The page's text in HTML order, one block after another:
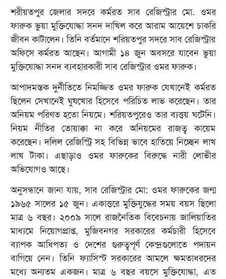
শরীয়তপুর জেলার সদরে কর্মরত সাব রেজিস্ট্রার মো. ওমর
ফারুক ভুয়া মুক্তিযোদ্ধা সনদ দাখিল করে আরাম আয়েশে চাকরি
জীবন কাটালেন। তিনি বর্তমানে শরিয়তপুর সদরে সাব রেজিস্ট্রার
অফিসে কর্মরত আছেন। আগামী ১৪ জুন অবসরে যাবেন ভুয়া
মুক্তিযোদ্ধা সনদ ব্যবহারকারী সাব রেজিস্ট্রার ওমর ফারুক।
আপাদমস্তক দুর্নীতিতে নিমজ্জিত ওমর ফারুক যেখানেই কর্মরত
ছিলেন সেখানেই ঘুষখোর হিসেবে পরিচিত লাভ করেছেন। তার
অনিয়ম পরিণত হতো নিয়মে। শরিয়তপুরেও তার ব্যত্তয় ঘটেনি।
নিয়ম নীতির তোয়াক্কা না করে অনিয়মের রাজত্ব কায়েম
করেছেন। দলিল রেজিস্ট্রি সহ বিভিন্ন ভাবে হাতিয়ে নিচ্ছেন লাখ
লাখ টাকা। এছাড়াও ওমর ফারুকের বিরুদ্ধে নারী লোভীর
অভিযোগও আছে।
অনুসন্ধানে জানা যায়, সাব রেজিস্ট্রার মো: ওমর ফারুকের জন্ম
১৯৬৫ সালের ১৫ জুন। একাত্তরে মুক্তিযুদ্ধের সময় বয়স ছিলো
মাত্র ৬ বছর। ২০০৯ সালে রাজনৈতিক বিবেচনায় জালিয়াতির
মাধ্যমে নিয়োগপ্রাপ্ত, মুজিবনগর সরকারের কর্মচারী হিসেবে
ব্যাপক আধিপত্য ও দেশের গুরুত্বপূর্ণ কেন্দ্রগুলোতে পদায়ন
বাগিয়ে নেন। তিনি ফ্যাসিস্ট সরকারের আমলে ক্ষমতাধরদের
মধ্যে অন্যতম একজন। মাত্র ৬ বছর বয়সে মুক্তিযোদ্ধা, এত